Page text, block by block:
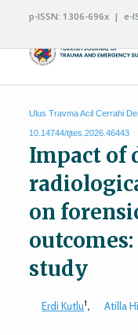
p-ISSN: 1306-696x | e-
Ulus Travma Acil Cerrahi
10.14744/tjtes.2026.46443
Impact of
on
study
Erdi Kutlu1, Atilla